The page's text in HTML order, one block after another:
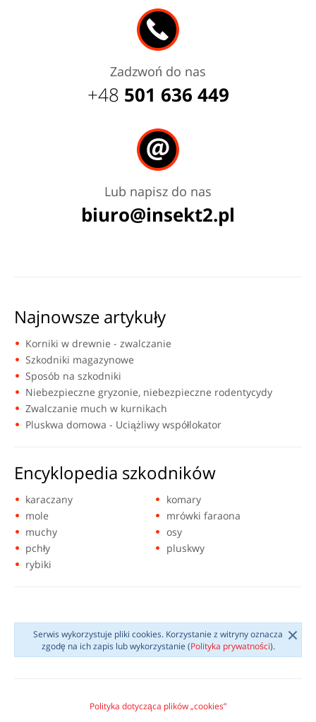
Zadzwoń do nas
+48 501 636 449
Lub napisz do nas
biuro@insekt2.pl
Najnowsze artykuły
Korniki w drewnie - zwalczanie
Szkodniki magazynowe
Sposób na szkodniki
Niebezpieczne gryzonie, niebezpieczne rodentycydy
Zwalczanie much w kurnikach
Pluskwa domowa - Uciążliwy współlokator
Encyklopedia szkodników
karaczany
komary
mole
mrówki faraona
muchy
osy
pchły
pluskwy
rybiki
Serwis wykorzystuje pliki cookies. Korzystanie z witryny oznacza
zgodę na ich zapis lub wykorzystanie (Polityka prywatności). ×
Polityka dotycząca plików „cookies”